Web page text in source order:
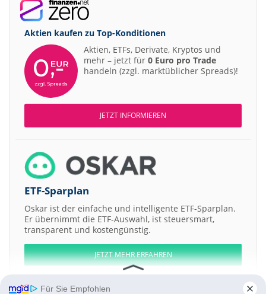
Aktien kaufen zu Top-Konditionen
Aktien, ETFs, Derivate, Kryptos und
mehr – jetzt für 0 Euro pro Trade
handeln (zzgl. marktüblicher Spreads)!
JETZT INFORMIEREN
ETF-Sparplan
Oskar ist der einfache und intelligente ETF-Sparplan.
Er übernimmt die ETF-Auswahl, ist steuersmart,
transparent und kostengünstig.
JETZT MEHR ERFAHREN
Für Sie Empfohlen